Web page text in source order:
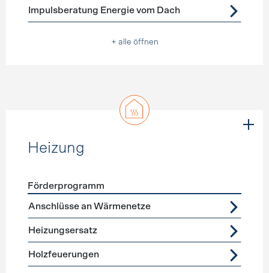
Impulsberatung Energie vom Dach
+ alle öffnen
Heizung
Förderprogramme
Förderprogramm
Anschlüsse an Wärmenetze
Heizungsersatz
Holzfeuerungen